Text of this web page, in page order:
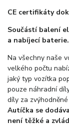
CE certifikáty
Součástí balení
a nabíjecí baterie.
Na všechny naše
velkého počtu
jaký typ vozítka
pouze náhradní
díly za zvýhodněné
Autíčka se
není těžké a